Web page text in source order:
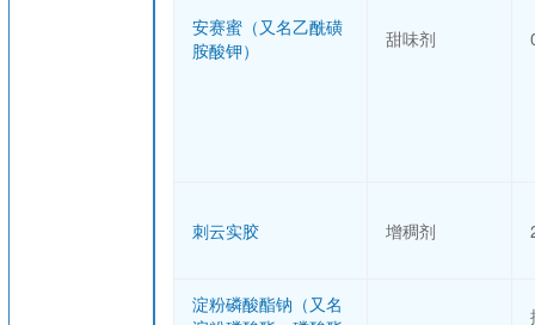
安赛蜜（又名乙酰磺
胺酸钾）
甜味剂
刺云实胶 增稠剂
淀粉磷酸酯钠（又名